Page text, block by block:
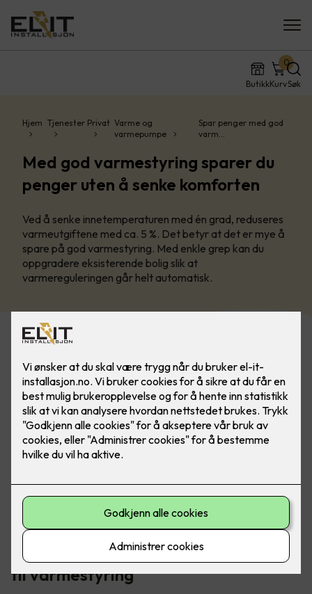
ButikkKurv
0
Søk
Hjem Tjenester Privat Varme og
varmepumpe
Spar penger med god
varm…
Med god varmestyring sparer du
penger uten å senke komforten
Ved å senke innetemperaturen med én grad, reduseres
varmeutgiftene med ca. 5 %. Det betyr at det er mye å
spare på god varmestyring. Med enkle grep kan du
oppgradere eksisterende bolig slik at
varmereguleringen går helt automatisk.
Ha full kontroll på alle smarthusløsninger ved å bruke
appstyring eller smartpanel - da er det lettere å ha
kontroll på energiforbruket.
Teknisk sjef Petter Johansen gir tips
til varmestyring